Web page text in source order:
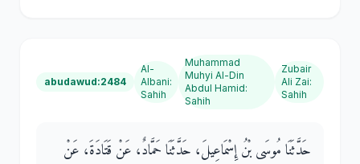
abudawud:2484
Al-
Albani:
Sahih
Muhammad
Muhyi Al-Din
Abdul Hamid:
Sahih
Zubair
Ali Zai:
Sahih
حَدَّثَنَا مُوسَى بْنُ إِسْمَاعِيلَ، حَدَّثَنَا حَمَّادٌ، عَنْ قَتَادَةَ، عَنْ